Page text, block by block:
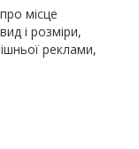
місце
і розміри,
реклами,